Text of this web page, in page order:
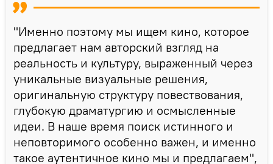
"Именно поэтому мы ищем кино, которое
предлагает нам авторский взгляд на
реальность и культуру, выраженный через
уникальные визуальные решения,
оригинальную структуру повествования,
глубокую драматургию и осмысленные
идеи. В наше время поиск истинного и
неповторимого особенно важен, и именно
такое аутентичное кино мы и предлагаем",